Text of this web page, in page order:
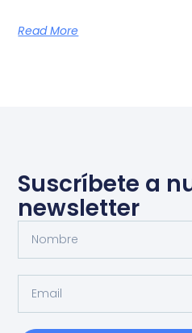
Read More
Suscríbete a
newsletter